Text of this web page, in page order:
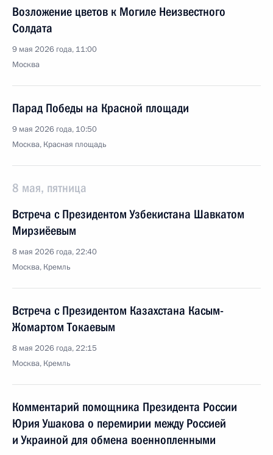
Возложение цветов к Могиле Неизвестного
Солдата
9 мая 2026 года, 11:00
Москва
Парад Победы на Красной площади
9 мая 2026 года, 10:50
Москва, Красная площадь
8 мая, пятница
Встреча с Президентом Узбекистана Шавкатом
Мирзиёевым
8 мая 2026 года, 22:40
Москва, Кремль
Встреча с Президентом Казахстана Касым-
Жомартом Токаевым
8 мая 2026 года, 22:15
Москва, Кремль
Комментарий помощника Президента России
Юрия Ушакова о перемирии между Россией
и Украиной для обмена военнопленными